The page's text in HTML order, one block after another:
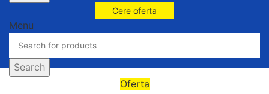
Cere oferta
Menu
Search
Oferta